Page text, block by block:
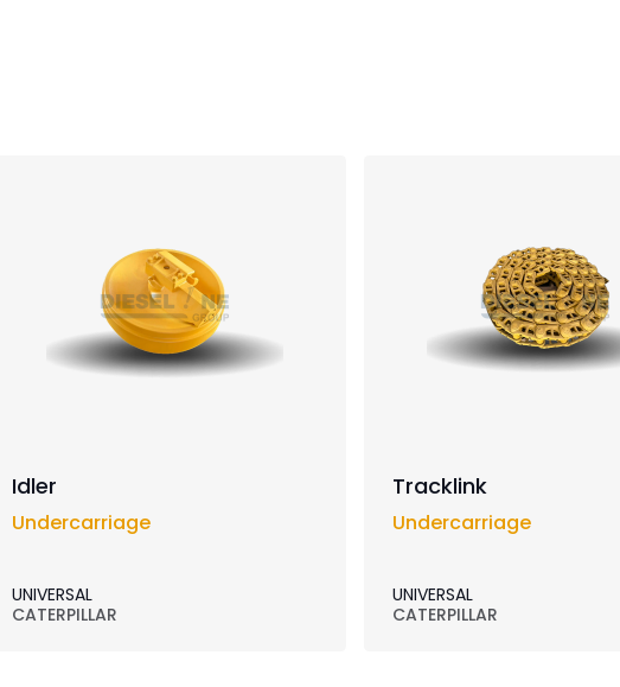
Idler
Undercarriage
UNIVERSAL
CATERPILLAR
Tracklink
Undercarriage
UNIVERSAL
CATERPILLAR